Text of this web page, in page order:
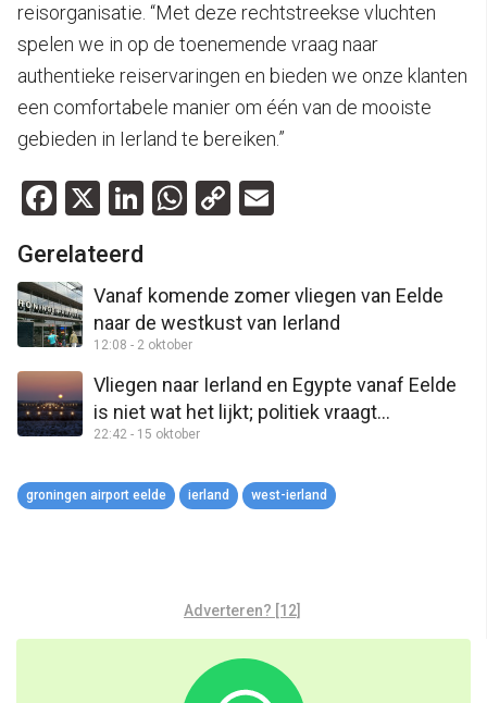
reisorganisatie. “Met deze rechtstreekse vluchten
spelen we in op de toenemende vraag naar
authentieke reiservaringen en bieden we onze klanten
een comfortabele manier om één van de mooiste
gebieden in Ierland te bereiken.”
Facebook
X LinkedIn
WhatsApp
Copy
Gerelateerd
Vanaf komende zomer vliegen van Eelde
naar de westkust van Ierland
12:08 - 2 oktober
Vliegen naar Ierland en Egypte vanaf Eelde
is niet wat het lijkt; politiek vraagt
opheldering
22:42 - 15 oktober
groningen airport eelde ierland west-ierland
Adverteren? [12]